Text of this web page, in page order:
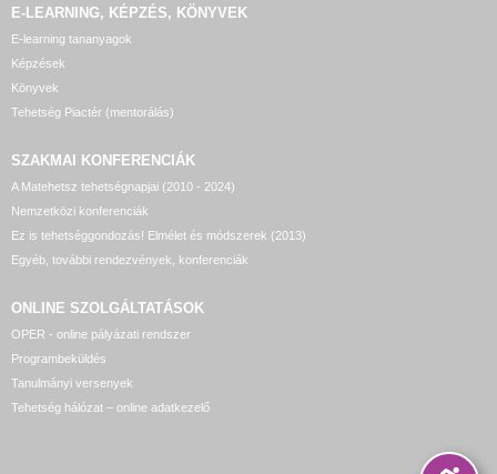
E-LEARNING, KÉPZÉS, KÖNYVEK
E-learning tananyagok
Képzések
Könyvek
Tehetség Piactér (mentorálás)
SZAKMAI KONFERENCIÁK
A Matehetsz tehetségnapjai (2010 - 2024)
Nemzetközi konferenciák
Ez is tehetséggondozás! Elmélet és módszerek (2013)
Egyéb, további rendezvények, konferenciák
ONLINE SZOLGÁLTATÁSOK
OPER - online pályázati rendszer
Programbeküldés
Tanulmányi versenyek
Tehetség hálózat – online adatkezelő